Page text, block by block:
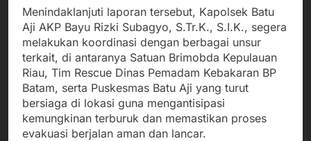
Menindaklanjuti laporan tersebut, Kapolsek Batu
Aji AKP Bayu Rizki Subagyo, S.Tr.K., S.I.K., segera
melakukan koordinasi dengan berbagai unsur
terkait, di antaranya Satuan Brimobda Kepulauan
Riau, Tim Rescue Dinas Pemadam Kebakaran BP
Batam, serta Puskesmas Batu Aji yang turut
bersiaga di lokasi guna mengantisipasi
kemungkinan terburuk dan memastikan proses
evakuasi berjalan aman dan lancar.